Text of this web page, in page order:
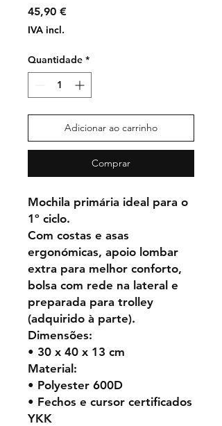
45,90 €Preço
IVA incl.
Quantidade *
Adicionar ao carrinho
Comprar
Mochila primária ideal para o
1º ciclo.
Com costas e asas
ergonómicas, apoio lombar
extra para melhor conforto,
bolsa com rede na lateral e
preparada para trolley
(adquirido à parte).
Dimensões:
• 30 x 40 x 13 cm
Material:
• Polyester 600D
• Fechos e cursor certificados
YKK